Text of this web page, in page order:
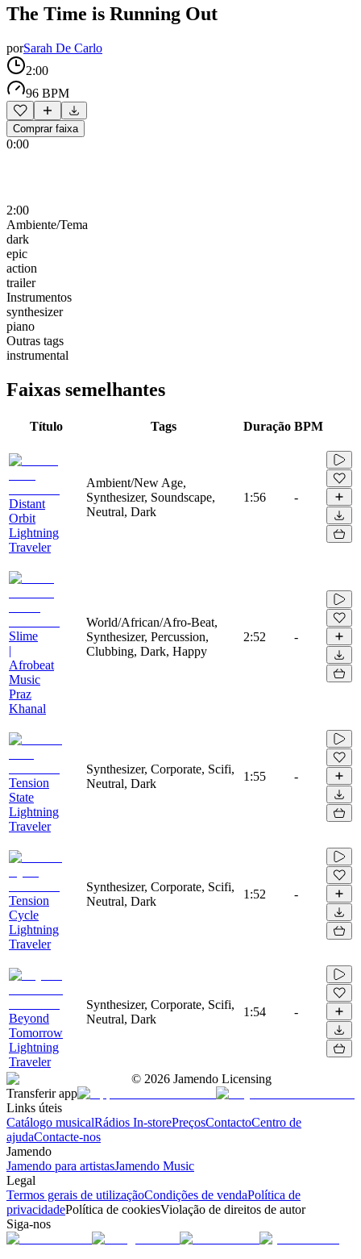
The Time is Running Out
porSarah De Carlo
2:00
96 BPM
Comprar faixa
0:00
2:00
Ambiente/Tema
dark
epic
action
trailer
Instrumentos
synthesizer
piano
Outras tags
instrumental
Faixas semelhantes
Título Tags Duração BPM
Distant
Orbit
Lightning
Traveler
Ambient/New Age,
Synthesizer, Soundscape,
Neutral, Dark
1:56 -
Slime
|
Afrobeat
Music
Praz
Khanal
World/African/Afro-Beat,
Synthesizer, Percussion,
Clubbing, Dark, Happy
2:52 -
Tension
State
Lightning
Traveler
Synthesizer, Corporate, Scifi,
Neutral, Dark
1:55 -
Tension
Cycle
Lightning
Traveler
Synthesizer, Corporate, Scifi,
Neutral, Dark
1:52 -
Beyond
Tomorrow
Lightning
Traveler
Synthesizer, Corporate, Scifi,
Neutral, Dark
1:54 -
© 2026 Jamendo Licensing
Transferir app
Links úteis
Catálogo musicalRádios In-storePreçosContactoCentro de
ajudaContacte-nos
Jamendo
Jamendo para artistasJamendo Music
Legal
Termos gerais de utilizaçãoCondições de vendaPolítica de
privacidadePolítica de cookiesViolação de direitos de autor
Siga-nos